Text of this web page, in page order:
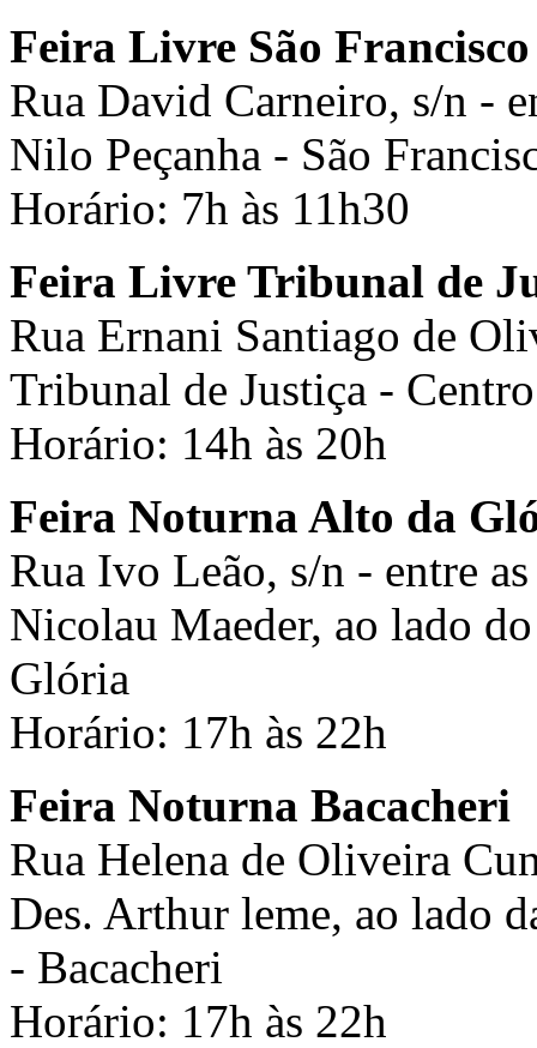
Feira Livre São Francisco
Rua David Carneiro, s/n -
Nilo Peçanha - São
Horário: 7h às 11h30
Feira Livre Tribunal de
Rua Ernani Santiago de
Tribunal de Justiça -
Horário: 14h às 20h
Feira Noturna Alto da
Rua Ivo Leão, s/n - entre
Nicolau Maeder, ao lado
Glória
Horário: 17h às 22h
Feira Noturna Bacacheri
Rua Helena de Oliveira
Des. Arthur leme, ao lado
- Bacacheri
Horário: 17h às 22h